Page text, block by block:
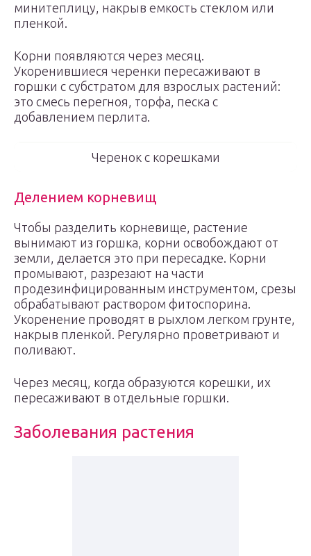
минитеплицу, накрыв емкость стеклом или
пленкой.
Корни появляются через месяц.
Укоренившиеся черенки пересаживают в
горшки с субстратом для взрослых растений:
это смесь перегноя, торфа, песка с
добавлением перлита.
Черенок с корешками
Делением корневищ
Чтобы разделить корневище, растение
вынимают из горшка, корни освобождают от
земли, делается это при пересадке. Корни
промывают, разрезают на части
продезинфицированным инструментом, срезы
обрабатывают раствором фитоспорина.
Укоренение проводят в рыхлом легком грунте,
накрыв пленкой. Регулярно проветривают и
поливают.
Через месяц, когда образуются корешки, их
пересаживают в отдельные горшки.
Заболевания растения